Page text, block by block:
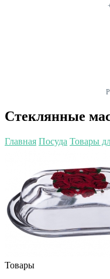
Стеклянные
Главная Посуда Товары
Товары